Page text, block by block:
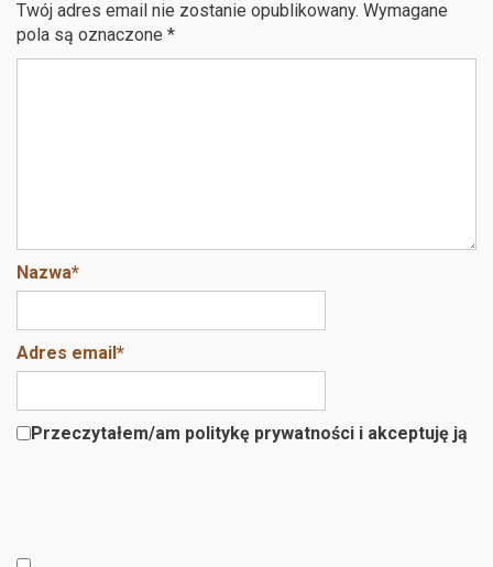
o
Twój adres email nie zostanie opublikowany. Wymagane
pola są oznaczone *
Nazwa*
Adres email*
Przeczytałem/am politykę prywatności i akceptuję ją